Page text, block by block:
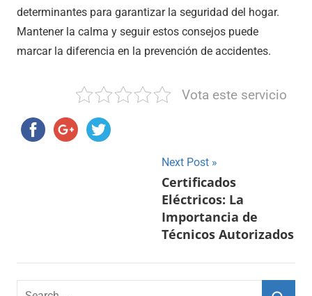
determinantes para garantizar la seguridad del hogar.
Mantener la calma y seguir estos consejos puede
marcar la diferencia en la prevención de accidentes.
Vota este servicio
Next Post
Certificados
Eléctricos: La
Importancia de
Técnicos Autorizados
Search